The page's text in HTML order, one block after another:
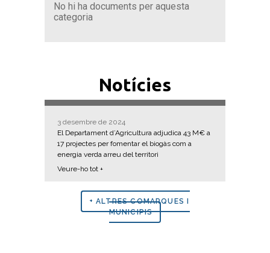
No hi ha documents per aquesta
categoria
Notícies
3 desembre de 2024
El Departament d’Agricultura adjudica 43 M€ a
17 projectes per fomentar el biogàs com a
energia verda arreu del territori
Veure-ho tot +
+ ALTRES COMARQUES I
MUNICIPIS